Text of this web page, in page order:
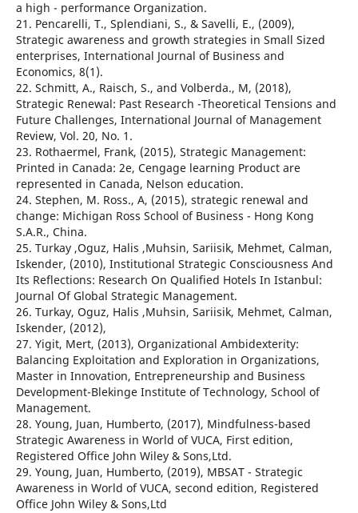
a high - performance Organization.
21. Pencarelli, T., Splendiani, S., & Savelli, E., (2009),
Strategic awareness and growth strategies in Small Sized
enterprises, International Journal of Business and
Economics, 8(1).
22. Schmitt, A., Raisch, S., and Volberda., M, (2018),
Strategic Renewal: Past Research -Theoretical Tensions and
Future Challenges, International Journal of Management
Review, Vol. 20, No. 1.
23. Rothaermel, Frank, (2015), Strategic Management:
Printed in Canada: 2e, Cengage learning Product are
represented in Canada, Nelson education.
24. Stephen, M. Ross., A, (2015), strategic renewal and
change: Michigan Ross School of Business - Hong Kong
S.A.R., China.
25. Turkay ,Oguz, Halis ,Muhsin, Sariisik, Mehmet, Calman,
Iskender, (2010), Institutional Strategic Consciousness And
Its Reflections: Research On Qualified Hotels In Istanbul:
Journal Of Global Strategic Management.
26. Turkay, Oguz, Halis ,Muhsin, Sariisik, Mehmet, Calman,
Iskender, (2012),
27. Yigit, Mert, (2013), Organizational Ambidexterity:
Balancing Exploitation and Exploration in Organizations,
Master in Innovation, Entrepreneurship and Business
Development-Blekinge Institute of Technology, School of
Management.
28. Young, Juan, Humberto, (2017), Mindfulness-based
Strategic Awareness in World of VUCA, First edition,
Registered Office John Wiley & Sons,Ltd.
29. Young, Juan, Humberto, (2019), MBSAT - Strategic
Awareness in World of VUCA, second edition, Registered
Office John Wiley & Sons,Ltd